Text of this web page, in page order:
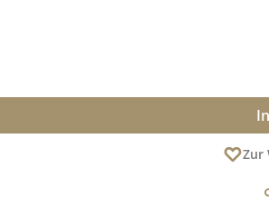
Zur